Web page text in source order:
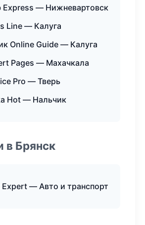
Express — Нижневартовск
Line — Калуга
Online Guide — Калуга
Pages — Махачкала
Pro — Тверь
Hot — Нальчик
в Брянск
Expert — Авто и транспорт